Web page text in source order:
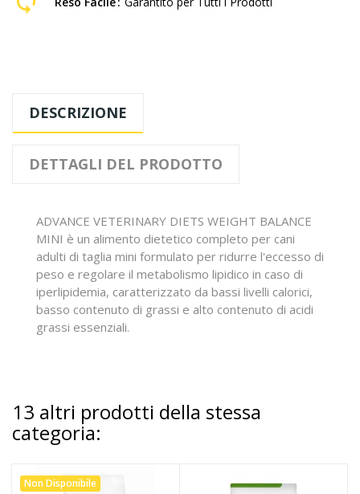
DESCRIZIONE
DETTAGLI DEL PRODOTTO
ADVANCE VETERINARY DIETS WEIGHT BALANCE
MINI è un alimento dietetico completo per cani
adulti di taglia mini formulato per ridurre l'eccesso di
peso e regolare il metabolismo lipidico in caso di
iperlipidemia, caratterizzato da bassi livelli calorici,
basso contenuto di grassi e alto contenuto di acidi
grassi essenziali.
13 altri prodotti della stessa
categoria:
Non Disponibile